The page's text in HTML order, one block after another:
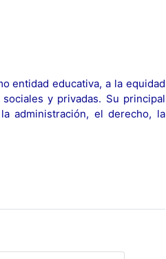
entidad educativa, a la equidad
y privadas. Su principal
administración, el derecho, la